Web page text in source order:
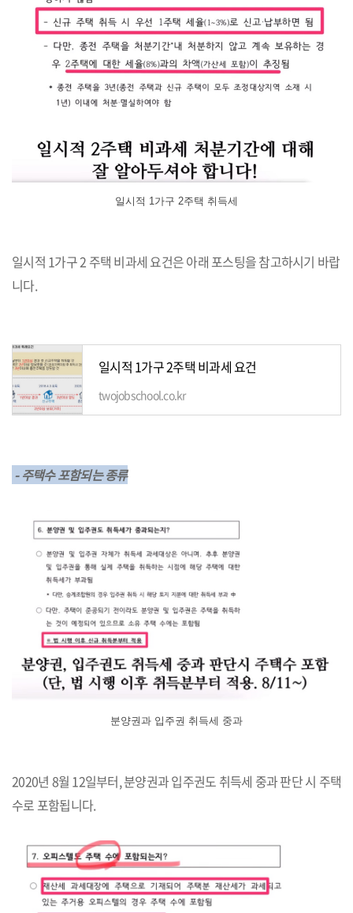
일시적 1가구 2주택 취득세
일시적 1가구 2 주택 비과세 요건은 아래 포스팅을 참고하시기 바랍
니다.
일시적 1가구 2주택 비과세 요건
twojobschool.co.kr
- 주택수 포함되는 종류
분양권과 입주권 취득세 중과
2020년 8월 12일부터, 분양권과 입주권도 취득세 중과 판단 시 주택
수로 포함됩니다.